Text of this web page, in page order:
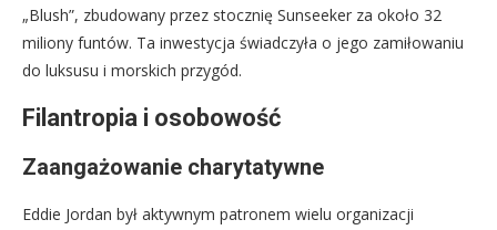
„Blush”, zbudowany przez stocznię Sunseeker za około 32
miliony funtów. Ta inwestycja świadczyła o jego zamiłowaniu
do luksusu i morskich przygód.
Filantropia i osobowość
Zaangażowanie charytatywne
Eddie Jordan był aktywnym patronem wielu organizacji